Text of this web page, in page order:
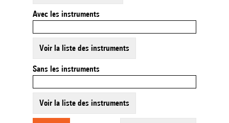
Avec les instruments
Voir la liste des instruments
Sans les instruments
Voir la liste des instruments